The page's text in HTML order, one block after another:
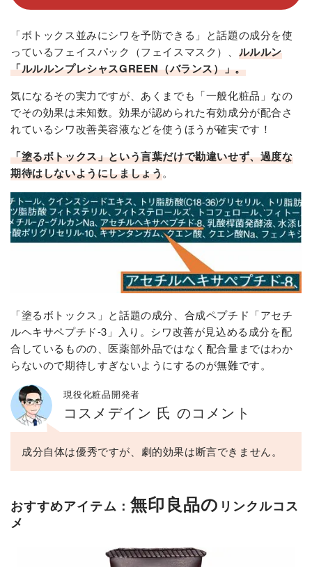
「ボトックス並みにシワを予防できる」と話題の成分を使
っているフェイスパック（フェイスマスク）、 ルルルン
「ルルルンプレシャスGREEN（バランス）」。
気になるその実力ですが、あくまでも「一般化粧品」なの
でその効果は未知数。効果が認められた有効成分が配合さ
れているシワ改善美容液などを使うほうが確実です！
「塗るボトックス」という言葉だけで勘違いせず、過度な
期待はしないようにしましょう。
「塗るボトックス」と話題の成分、合成ペプチド「アセチ
ルヘキサペプチド-3」入り。シワ改善が見込める成分を配
合しているものの、医薬部外品ではなく配合量まではわか
らないので期待しすぎないようにするのが無難です。
現役化粧品開発者
コスメデイン 氏 のコメント
成分自体は優秀ですが、劇的効果は断言できません。
おすすめアイテム： 無印良品の リンクルコス
メ